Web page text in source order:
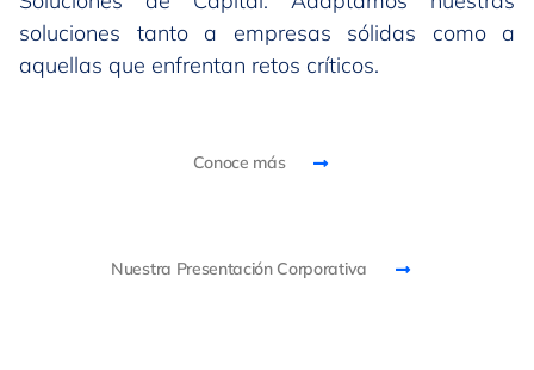
soluciones tanto a empresas sólidas como a
aquellas que enfrentan retos críticos.
Conoce más
Nuestra Presentación Corporativa